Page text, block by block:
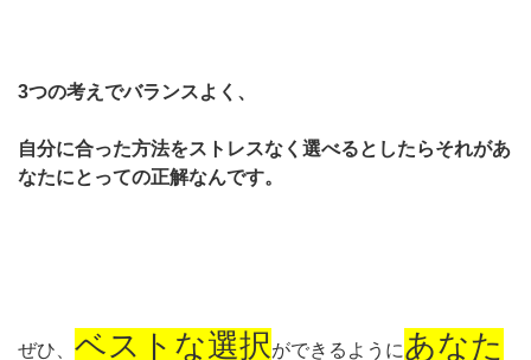
3つの考えでバランスよく、
自分に合った方法をストレスなく選べるとしたらそれがあ
なたにとっての正解なんです。
ぜひ、 ベストな選択ができるようにあなた